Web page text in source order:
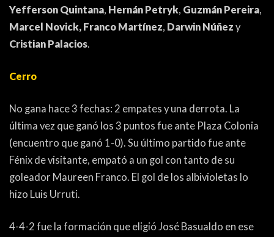
Yefferson Quintana, Hernán Petryk, Guzmán Pereira,
Marcel Novick, Franco Martínez, Darwin Núñez y
Cristian Palacios.
Cerro
No gana hace 3 fechas: 2 empates y una derrota. La
última vez que ganó los 3 puntos fue ante Plaza Colonia
(encuentro que ganó 1-0). Su último partido fue ante
Fénix de visitante, empató a un gol con tanto de su
goleador Maureen Franco. El gol de los albivioletas lo
hizo Luis Urruti.
4-4-2 fue la formación que eligió José Basualdo en ese